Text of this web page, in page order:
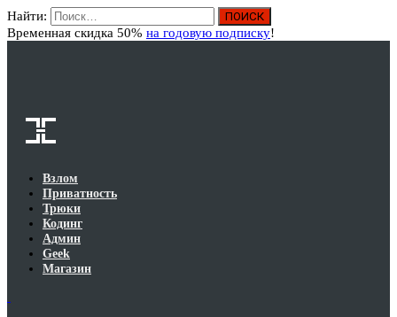
Найти:
Временная скидка 50% на годовую подписку!
Взлом
Приватность
Трюки
Кодинг
Админ
Geek
Магазин